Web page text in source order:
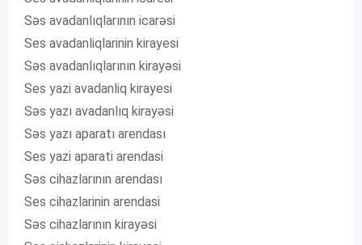
Səs avadanlıqlarının icarəsi
Ses avadanliqlarinin kirayesi
Səs avadanlıqlarının kirayəsi
Ses yazi avadanliq kirayesi
Səs yazı avadanlıq kirayəsi
Səs yazı aparatı arendası
Ses yazi aparati arendasi
Səs cihazlarının arendası
Ses cihazlarinin arendasi
Səs cihazlarının kirayəsi